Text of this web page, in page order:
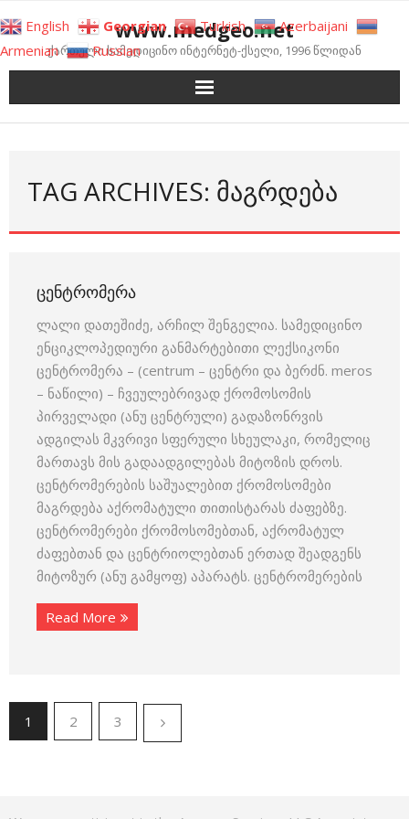
to
content
www.medgeo.net
ქართული სამედიცინო ინტერნეტ-ქსელი, 1996 წლიდან
TAG ARCHIVES: ᲛᲐᲒᲠᲓᲔᲑᲐ
ᲪᲔᲜᲢᲠᲝᲛᲔᲠᲐ
ლალი დათეშიძე, არჩილ შენგელია. სამედიცინო
ენციკლოპედიური განმარტებითი ლექსიკონი
ცენტრომერა – (centrum – ცენტრი და ბერძნ. meros
– ნაწილი) – ჩვეულებრივად ქრომოსომის
პირველადი (ანუ ცენტრული) გადაზონრვის
ადგილას მკვრივი სფერული სხეულაკი, რომელიც
მართავს მის გადაადგილებას მიტოზის დროს.
ცენტრომერების საშუალებით ქრომოსომები
მაგრდება აქრომატული თითისტარას ძაფებზე.
ცენტრომერები ქრომოსომებთან, აქრომატულ
ძაფებთან და ცენტრიოლებთან ერთად შეადგენს
მიტოზურ (ანუ გამყოფ) აპარატს. ცენტრომერების
Read More
1 2 3
English Georgian Turkish
Azerbaijani
Armenian
Russian